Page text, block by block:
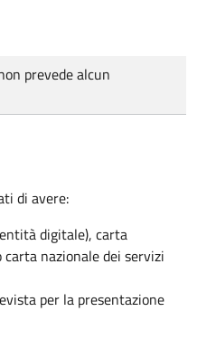
prevede alcun
di avere:
digitale), carta
carta nazionale dei servizi
per la presentazione